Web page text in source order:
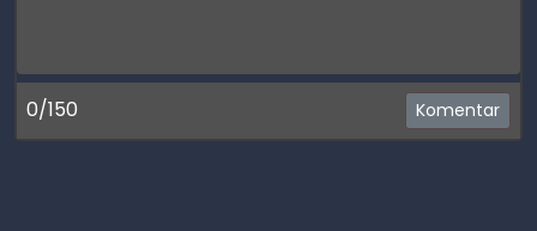
0/150 Komentar